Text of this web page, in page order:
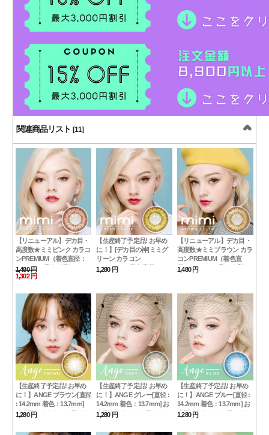
関連商品リスト [11]
【リニューアル】デカ目・
高度数★ミミピンク カラコ
ンPREMIUM（着色直径：
14.0mm）度あり度なし
~-10.00まで mimipink
1,480 円
1,302 円
【生産終了予定品! お早め
に！】[デカ目の神]ミミグ
リーン カラコン
PREMIUM（着色直径：
mimigreen
1,280 円
【リニューアル】デカ目・
高度数★ミミブラウン カラ
コンPREMIUM（着色直
径：14.0mm）度あり度な
1,480 円
【生産終了予定品! お早め
に！】ANGE ブラウン[直径
: 14.2mm 着色：13.7mm]
お人形のようなデカ目カラ
~-10.00まで)
1,280 円
【生産終了予定品! お早め
に！】ANGE グレー[直径 :
14.2mm 着色：13.7mm] お
人形のようなデカ目カラコ
~-10.00まで)
1,280 円
【生産終了予定品! お早め
に！】ANGE ブルー[直径 :
14.2mm 着色：13.7mm] お
人形のようなデカ目カラコ
~-10.00まで)
1,280 円